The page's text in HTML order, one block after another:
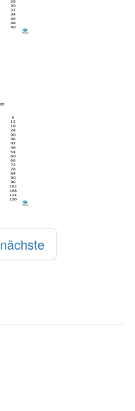
nächste